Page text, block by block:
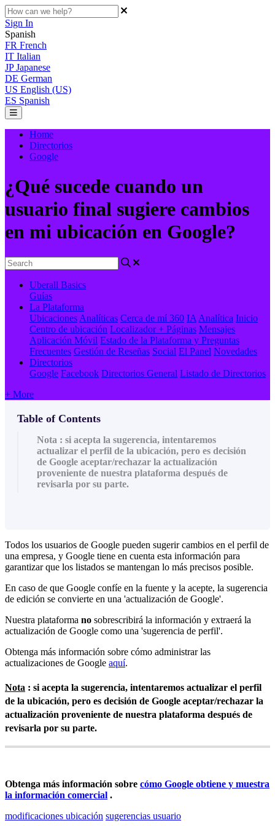
Sign In
Spanish
FR French
IT Italian
JP Japanese
DE German
US English (US)
ES Spanish
Home
Directorios
Google
¿Qué sucede cuando un
usuario final sugiere cambios
en mi ubicación en Google?
Uberall Basics
Guías
La Plataforma
Ubicaciones Analíticas Cerca de mí 360 IA Analítica Inicio
Centro de ubicación Localizador + Páginas Mensajes
Aplicación Móvil Estado de la Plataforma y Preguntas
Frecuentes Gestión de Reseñas Social El Panel Novedades
Directorios
Google Facebook Directorios General Listado de Directorios
+ More
Table of Contents
Nota : si acepta la sugerencia, intentaremos
actualizar el perfil de la ubicación, pero es decisión
de Google aceptar/rechazar la actualización
proveniente de nuestra plataforma después de
revisarla por su parte.
Todos los usuarios de Google pueden sugerir cambios en el perfil de
una empresa, y Google tiene en cuenta esta información para
garantizar que los listados se mantengan lo más precisos posible.
En caso de que Google confíe en la fuente y la acepte, la sugerencia
de edición se convierte en una 'actualización de Google'.
Nuestra plataforma no sobrescribirá la información y extraerá la
actualización de Google como una 'sugerencia de perfil'.
Obtenga más información sobre cómo administrar las
actualizaciones de Google aquí.
Nota : si acepta la sugerencia, intentaremos actualizar el perfil
de la ubicación, pero es decisión de Google aceptar/rechazar la
actualización proveniente de nuestra plataforma después de
revisarla por su parte.
Obtenga más información sobre cómo Google obtiene y muestra
la información comercial .
modificaciones ubicación sugerencias usuario